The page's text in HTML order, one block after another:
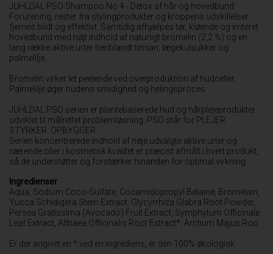
JUHLDAL PSO Shampoo No 4 - Detox af hår og hovedbund.
Forurening, rester fra stylingprodukter og kroppens udskillelser
fjernes blidt og effektivt. Samtidig afhjælpes tør, kløende og irriteret
hovedbund med højt indhold af naturligt bromelin (2,2 %) og en
lang række aktive urter heriblandt timian, lægekulsukker og
palmelilje.
Bromelin virker let peelende ved overproduktion af hudceller.
Palmelilje øger hudens smidighed og helingsproces.
JUHLDAL PSO serien er plantebaserede hud og hårplejeprodukter
udviklet til målrettet problemløsning. PSO står for PLEJER 
STYRKER  OPBYGGER.
Serien koncentrerede indhold af nøje udvalgte aktive urter og
nærende olier i kosmetisk kvalitet er præcist afmålt i hvert produkt,
så de understøtter og forstærker hinanden for optimal virkning.
Ingredienser
Aqua, Sodium Coco-Sulfate, Cocamidopropyl Betaine, Bromelain,
Yucca Schidigera Stem Extract, Glycyrrhiza Glabra Root Powder,
Persea Gratissima (Avocado) Fruit Extract, Symphytum Officinale
Leaf Extract, Althaea Officinalis Root Extract*, Arctium Majus Roo
Er der angivet en * ved en ingrediens, er den 100% økologisk